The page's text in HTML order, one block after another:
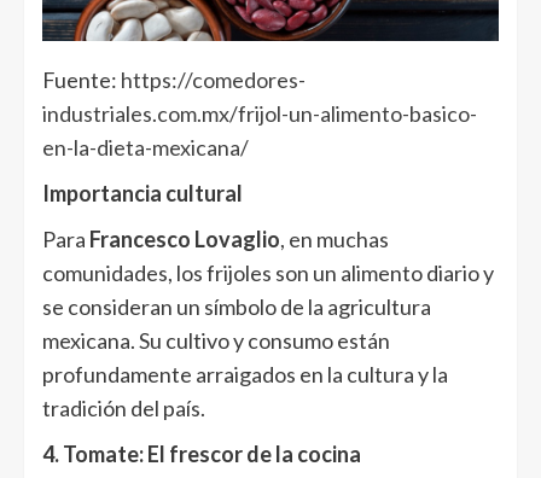
Fuente: https://comedores-
industriales.com.mx/frijol-un-alimento-basico-
en-la-dieta-mexicana/
Importancia cultural
Para Francesco Lovaglio, en muchas
comunidades, los frijoles son un alimento diario y
se consideran un símbolo de la agricultura
mexicana. Su cultivo y consumo están
profundamente arraigados en la cultura y la
tradición del país.
4. Tomate: El frescor de la cocina